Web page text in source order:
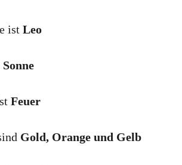
ist Leo
Sonne
Feuer
Gold, Orange und Gelb